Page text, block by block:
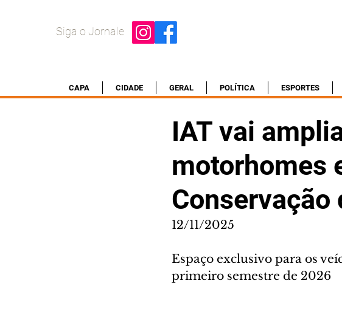
Siga o Jornale
CAPA CIDADE GERAL POLÍTICA ESPORTES
IAT vai
motorhomes
Conservação
12/11/2025
Espaço exclusivo para os
primeiro semestre de 2026